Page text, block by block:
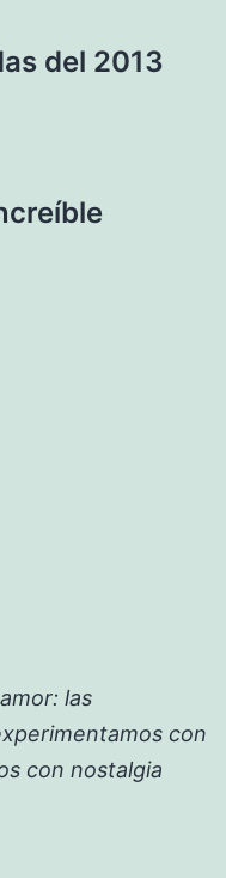
del 2013
las
con
con nostalgia